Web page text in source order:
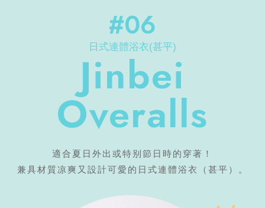
#06
日式連體浴衣(甚平)
Jinbei
Overalls
適合夏日外出或特别節日時的穿著！
兼具材質凉爽又設計可愛的日式連體浴衣（甚平）。